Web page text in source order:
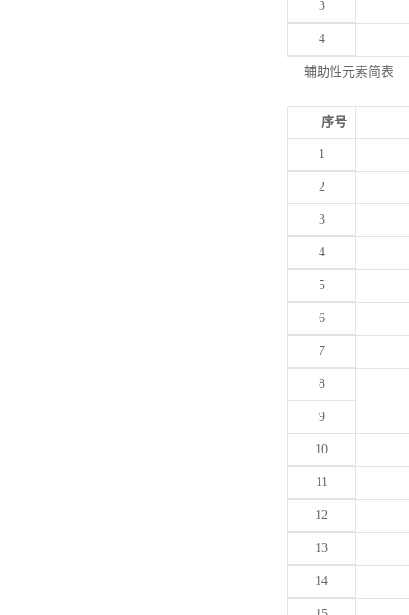
3
4
辅助性元素简表
序号
1
2
3
4
5
6
7
8
9
10
11
12
13
14